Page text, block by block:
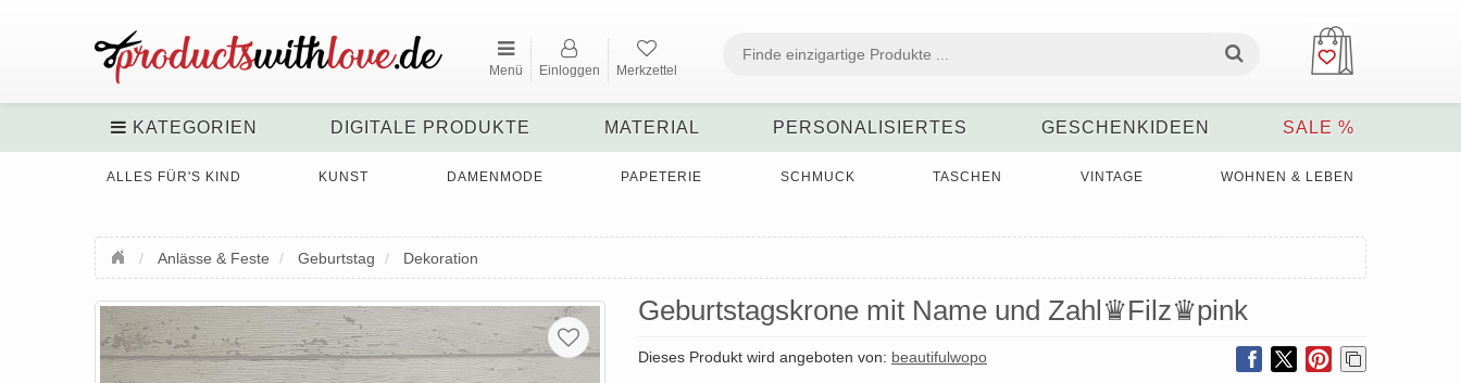
Menü Einloggen Merkzettel
KATEGORIEN DIGITALE PRODUKTE MATERIAL PERSONALISIERTES GESCHENKIDEEN SALE %
ALLES FÜR'S KIND KUNST DAMENMODE PAPETERIE SCHMUCK TASCHEN VINTAGE WOHNEN & LEBEN
Anlässe & Feste Geburtstag Dekoration
Geburtstagskrone mit Name und Zahl♛Filz♛pink
Dieses Produkt wird angeboten von: beautifulwopo